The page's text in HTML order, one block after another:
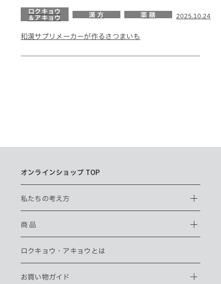
ロクキョウ
＆アキョウ
漢 方 薬 膳 2025.10.24
和漢サプリメーカーが作るさつまいも
オンラインショップ TOP
私たちの考え方
商 品
ロクキョウ・ アキョウとは
お買い物ガイド